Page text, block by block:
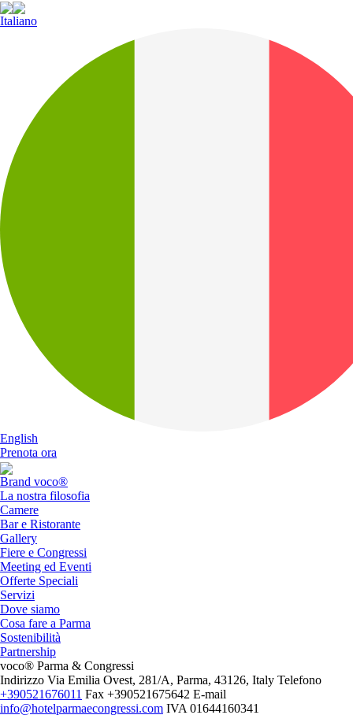
Italiano
English
Prenota ora
Brand voco®
La nostra filosofia
Camere
Bar e Ristorante
Gallery
Fiere e Congressi
Meeting ed Eventi
Offerte Speciali
Servizi
Dove siamo
Cosa fare a Parma
Sostenibilità
Partnership
voco® Parma & Congressi
Indirizzo Via Emilia Ovest, 281/A, Parma, 43126, Italy Telefono
+390521676011 Fax +390521675642 E-mail
info@hotelparmaecongressi.com IVA 01644160341